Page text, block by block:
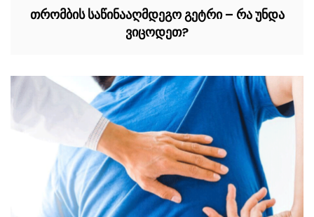
თრომბის საწინააღმდეგო გეტრი – რა უნდა
ვიცოდეთ?